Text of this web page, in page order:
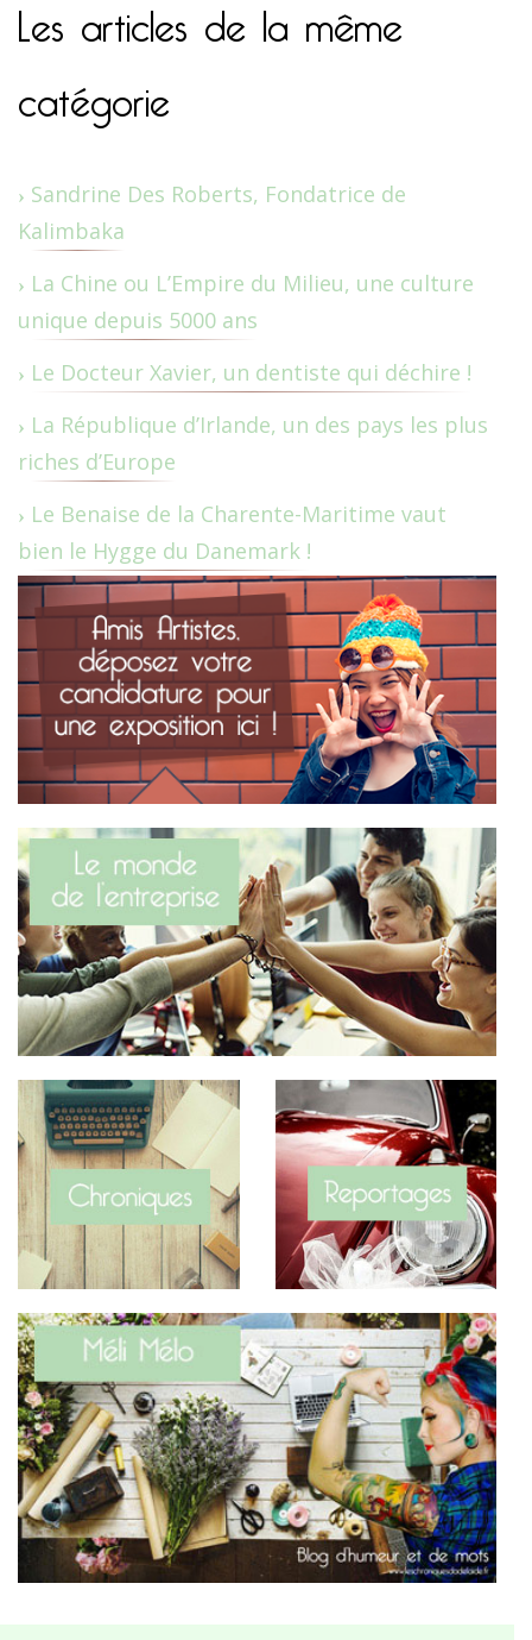
Les articles de la même
catégorie
Sandrine Des Roberts, Fondatrice de
Kalimbaka
La Chine ou L’Empire du Milieu, une culture
unique depuis 5000 ans
Le Docteur Xavier, un dentiste qui déchire !
La République d’Irlande, un des pays les plus
riches d’Europe
Le Benaise de la Charente-Maritime vaut
bien le Hygge du Danemark !